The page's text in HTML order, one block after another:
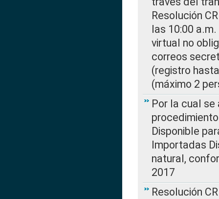
Resolución
las 10:00
virtual no
correos
(registro
(máximo 2
Por la cual
Disponible
Importadas
natural,
2017
Resolución